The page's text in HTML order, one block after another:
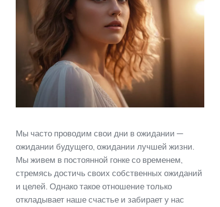
Мы часто проводим свои дни в ожидании —
ожидании будущего, ожидании лучшей жизни.
Мы живем в постоянной гонке со временем,
стремясь достичь своих собственных ожиданий
и целей. Однако такое отношение только
откладывает наше счастье и забирает у нас